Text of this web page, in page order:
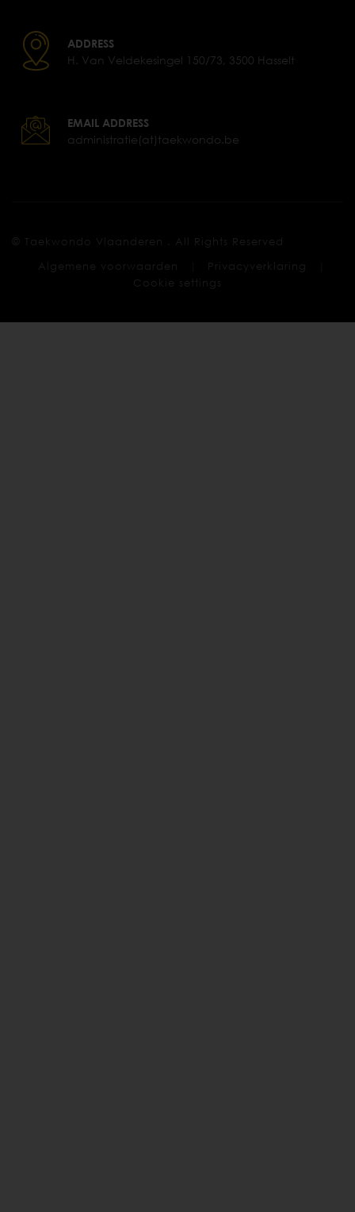
ADDRESS
H. Van Veldekesingel 150/73, 3500 Hasselt
EMAIL ADDRESS
administratie(at)taekwondo.be
© Taekwondo Vlaanderen . All Rights Reserved
Algemene voorwaarden
Privacyverklaring
Cookie settings